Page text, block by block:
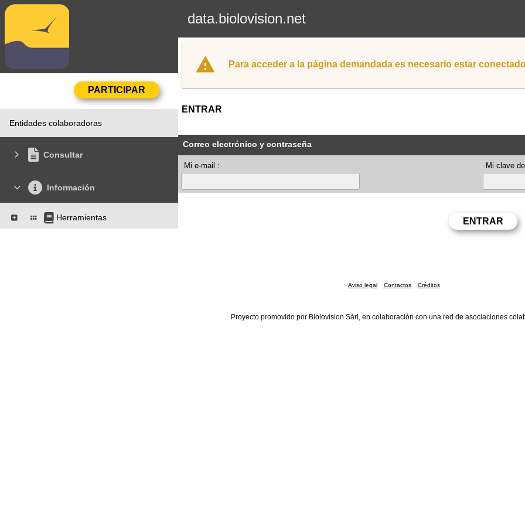
data.biolovision.net
Entidades colaboradoras
Consultar
Información
Herramientas
Para acceder a la página demandada es necesario estar
ENTRAR
Correo electrónico y contraseña
Mi e-mail : Mi clave
Aviso legal Contactos Créditos
Proyecto promovido por Biolovision Sàrl, en colaboración con una red de asociaciones